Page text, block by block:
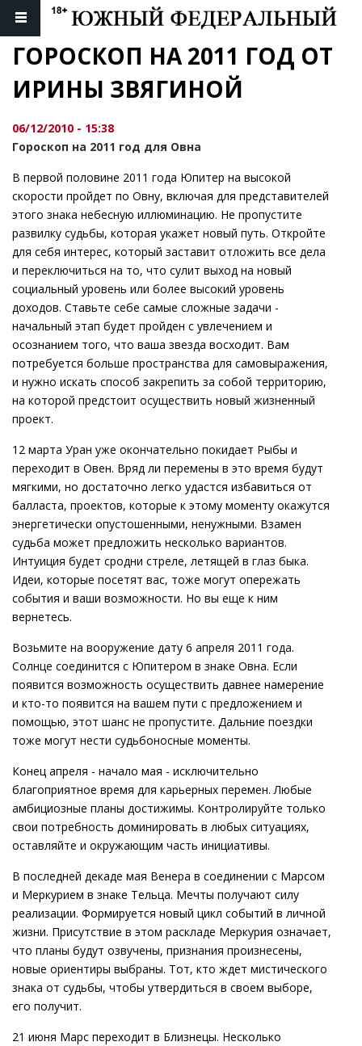
ГОРОСКОП НА 2011 ГОД ОТ
ИРИНЫ ЗВЯГИНОЙ
06/12/2010 - 15:38
Гороскоп на 2011 год для Овна
В первой половине 2011 года Юпитер на высокой
скорости пройдет по Овну, включая для представителей
этого знака небесную иллюминацию. Не пропустите
развилку судьбы, которая укажет новый путь. Откройте
для себя интерес, который заставит отложить все дела
и переключиться на то, что сулит выход на новый
социальный уровень или более высокий уровень
доходов. Ставьте себе самые сложные задачи -
начальный этап будет пройден с увлечением и
осознанием того, что ваша звезда восходит. Вам
потребуется больше пространства для самовыражения,
и нужно искать способ закрепить за собой территорию,
на которой предстоит осуществить новый жизненный
проект.
12 марта Уран уже окончательно покидает Рыбы и
переходит в Овен. Вряд ли перемены в это время будут
мягкими, но достаточно легко удастся избавиться от
балласта, проектов, которые к этому моменту окажутся
энергетически опустошенными, ненужными. Взамен
судьба может предложить несколько вариантов.
Интуиция будет сродни стреле, летящей в глаз быка.
Идеи, которые посетят вас, тоже могут опережать
события и ваши возможности. Но вы еще к ним
вернетесь.
Возьмите на вооружение дату 6 апреля 2011 года.
Солнце соединится с Юпитером в знаке Овна. Если
появится возможность осуществить давнее намерение
и кто-то появится на вашем пути с предложением и
помощью, этот шанс не пропустите. Дальние поездки
тоже могут нести судьбоносные моменты.
Конец апреля - начало мая - исключительно
благоприятное время для карьерных перемен. Любые
амбициозные планы достижимы. Контролируйте только
свои потребность доминировать в любых ситуациях,
оставляйте и окружающим часть инициативы.
В последней декаде мая Венера в соединении с Марсом
и Меркурием в знаке Тельца. Мечты получают силу
реализации. Формируется новый цикл событий в личной
жизни. Присутствие в этом раскладе Меркурия означает,
что планы будут озвучены, признания произнесены,
новые ориентиры выбраны. Тот, кто ждет мистического
знака от судьбы, чтобы утвердиться в своем выборе,
его получит.
21 июня Марс переходит в Близнецы. Несколько